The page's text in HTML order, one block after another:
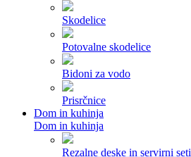
Skodelice
Potovalne skodelice
Bidoni za vodo
Prisrčnice
Dom in kuhinja
Dom in kuhinja
Rezalne deske in servirni seti